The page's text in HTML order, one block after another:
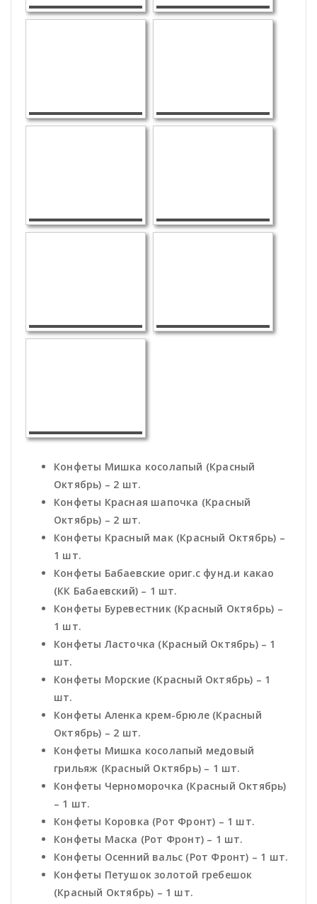
Конфеты Мишка косолапый (Красный
Октябрь) – 2 шт.
Конфеты Красная шапочка (Красный
Октябрь) – 2 шт.
Конфеты Красный мак (Красный Октябрь) –
1 шт.
Конфеты Бабаевские ориг.с фунд.и какао
(КК Бабаевский) – 1 шт.
Конфеты Буревестник (Красный Октябрь) –
1 шт.
Конфеты Ласточка (Красный Октябрь) – 1
шт.
Конфеты Морские (Красный Октябрь) – 1
шт.
Конфеты Аленка крем-брюле (Красный
Октябрь) – 2 шт.
Конфеты Мишка косолапый медовый
грильяж (Красный Октябрь) – 1 шт.
Конфеты Черноморочка (Красный Октябрь)
– 1 шт.
Конфеты Коровка (Рот Фронт) – 1 шт.
Конфеты Маска (Рот Фронт) – 1 шт.
Конфеты Осенний вальс (Рот Фронт) – 1 шт.
Конфеты Петушок золотой гребешок
(Красный Октябрь) – 1 шт.